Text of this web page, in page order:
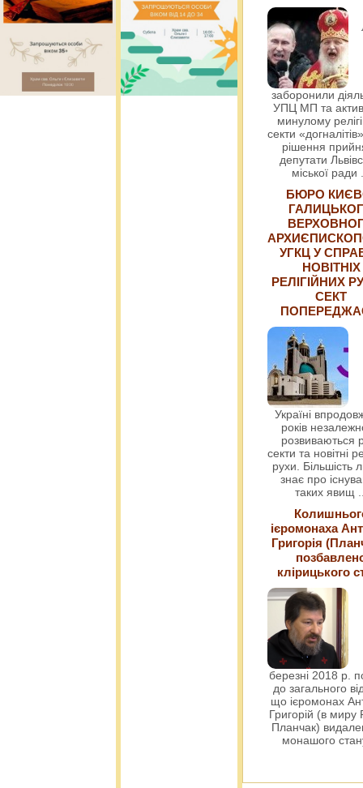
заборонили
УПЦ МП та
минулому
секти
рішення
депутати
міської ради
БЮРО
УГКЦ У
НОВІТНІХ
РЕЛІГІЙНИХ
СЕКТ
Україні
років
розвиваються
секти та новітні
рухи. Більшість
знає про
таких явищ
ієромонаха
Григорія
клірицького
березні 2018 р.
до загального
що ієромонах
Григорій (в миру
Планчак)
монашого